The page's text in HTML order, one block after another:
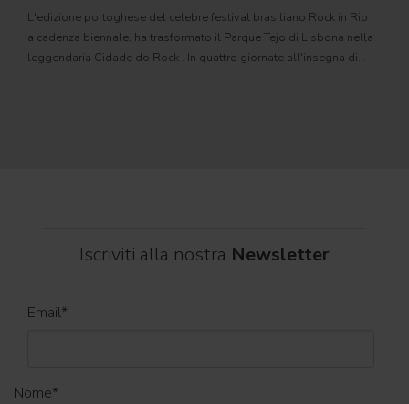
L'edizione portoghese del celebre festival brasiliano Rock in Rio ,
a cadenza biennale, ha trasformato il Parque Tejo di Lisbona nella
leggendaria Cidade do Rock . In quattro giornate all'insegna di
Iscriviti alla nostra Newsletter
Email*
Nome*